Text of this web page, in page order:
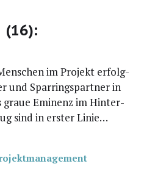
im Pro­jekt erfolg­
und Spar­rings­part­ner in
graue Emi­nenz im Hin­ter­
sind in ers­ter Linie…